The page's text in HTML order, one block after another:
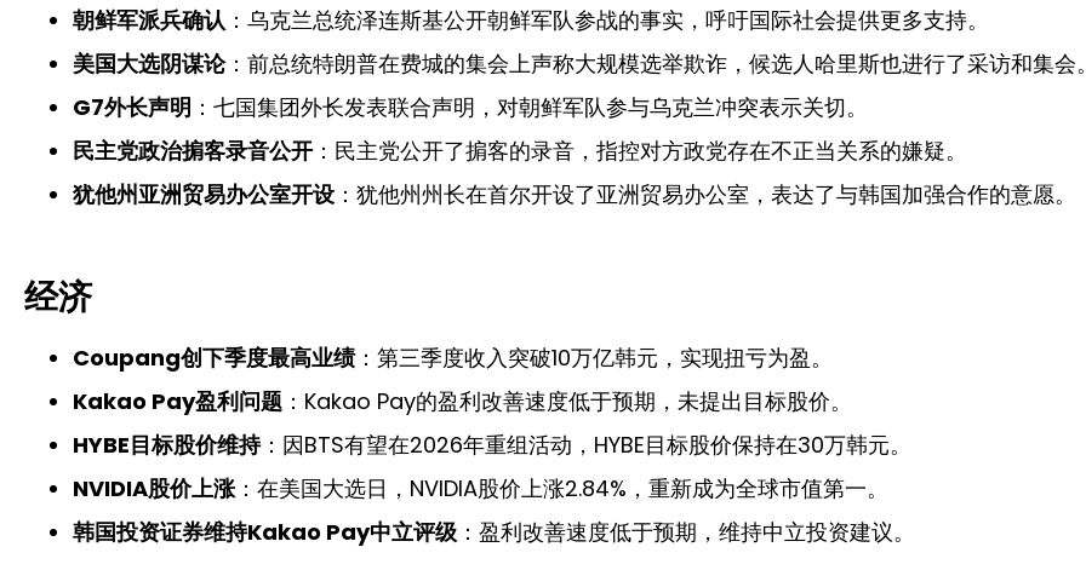
朝鲜军派兵确认 ：乌克兰总统泽连斯基公开朝鲜军队参战的事实，呼吁国际社会提供更多支持。
美国大选阴谋论：前总统特朗普在费城的集会上声称大规模选举欺诈，候选人哈里斯也进行了采访和集会
G7外长声明 ：七国集团外长发表联合声明，对朝鲜军队参与乌克兰冲突表示关切。
民主党政治掮客录音公开 ：民主党公开了掮客的录音，指控对方政党存在不正当关系的嫌疑。
犹他州亚洲贸易办公室开设 ：犹他州州长在首尔开设了亚洲贸易办公室，表达了与韩国加强合作的意愿。
经济
Coupang创下季度最高业绩：第三季度收入突破10万亿韩元，实现扭亏为盈。
Kakao Pay盈利问题 ：Kakao Pay的盈利改善速度低于预期，未提出目标股价。
HYBE目标股价维持：因BTS有望在2026年重组活动，HYBE目标股价保持在30万韩元。
NVIDIA股价上涨：在美国大选日，NVIDIA股价上涨2.84%，重新成为全球市值第一。
韩国投资证券维持Kakao Pay中立评级：盈利改善速度低于预期，维持中立投资建议。